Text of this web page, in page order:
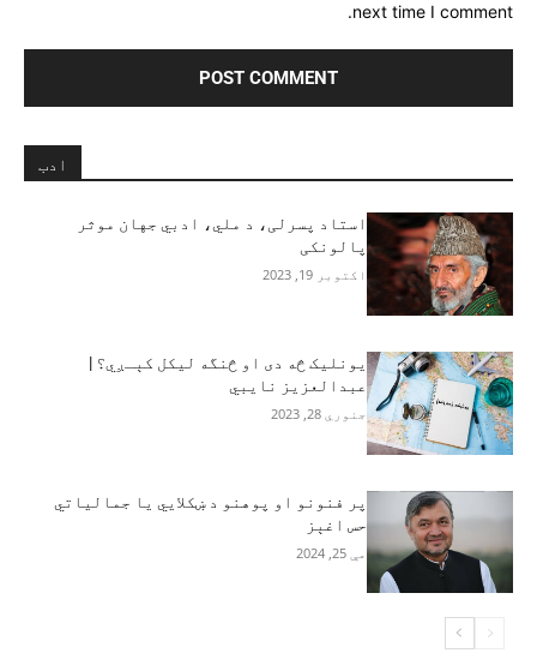
next time I comment.
ادب
استاد پسرلی، د ملي، ادبي جهان موثر
پالونکی
اکتوبر 19, 2023
یونلیک څه دی او څنگه لیکل کېـږي؟ |
عبدالعزیز نایبي
جنوري 28, 2023
پر فنونو او پوهنو د ښکلايي یا جمالیاتي
حس اغېز
مې 25, 2024